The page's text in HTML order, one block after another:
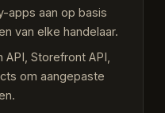
apps aan op basis
van elke handelaar.
Storefront API,
om aangepaste